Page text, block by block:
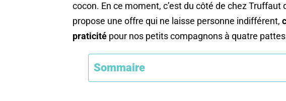
cocon. En ce moment, c’est du côté de chez Truffaut
propose une offre qui ne laisse personne indifférent,
praticité pour nos petits compagnons à quatre
Sommaire